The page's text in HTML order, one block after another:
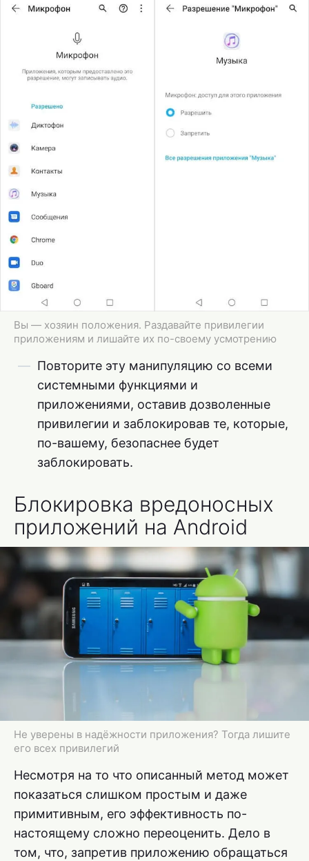
Вы — хозяин положения. Раздавайте привилегии
приложениям и лишайте их по-своему усмотрению
Повторите эту манипуляцию со всеми
системными функциями и
приложениями, оставив дозволенные
привилегии и заблокировав те, которые,
по-вашему, безопаснее будет
заблокировать.
Блокировка вредоносных
приложений на Android
Не уверены в надёжности приложения? Тогда лишите
его всех привилегий
Несмотря на то что описанный метод может
показаться слишком простым и даже
примитивным, его эффективность по-
настоящему сложно переоценить. Дело в
том, что, запретив приложению обращаться